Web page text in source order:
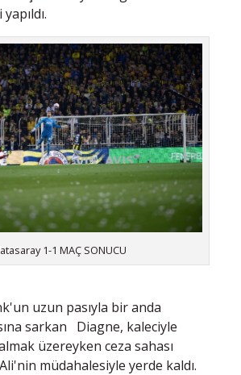
1-1 MAÇ SONUCU
uzun pasıyla bir anda
sarkan Diagne, kaleciyle
üzereyken ceza sahası
müdahalesiyle yerde kaldı.